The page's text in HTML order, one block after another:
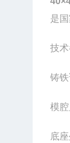
是
技
铸
模
底